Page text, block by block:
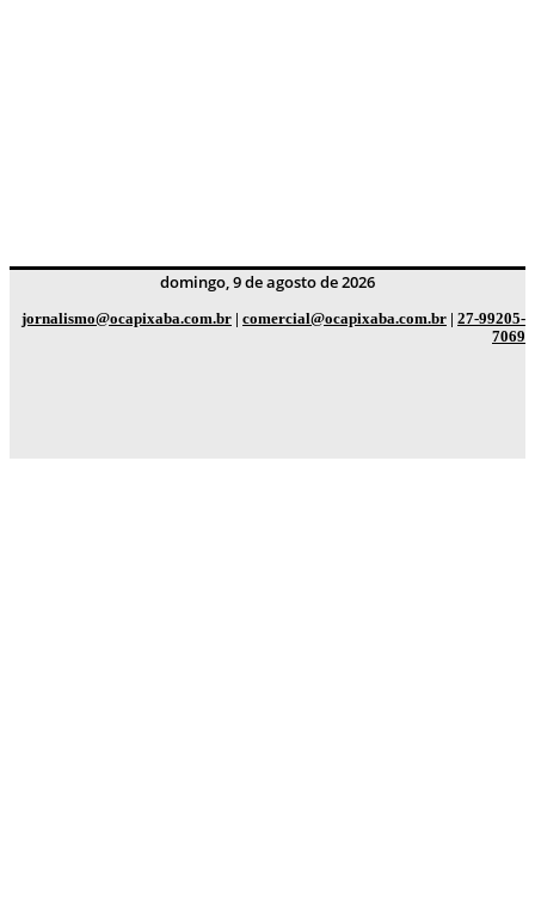
domingo, 9 de agosto de 2026
jornalismo@ocapixaba.com.br | comercial@ocapixaba.com.br | 27-99205-
7069